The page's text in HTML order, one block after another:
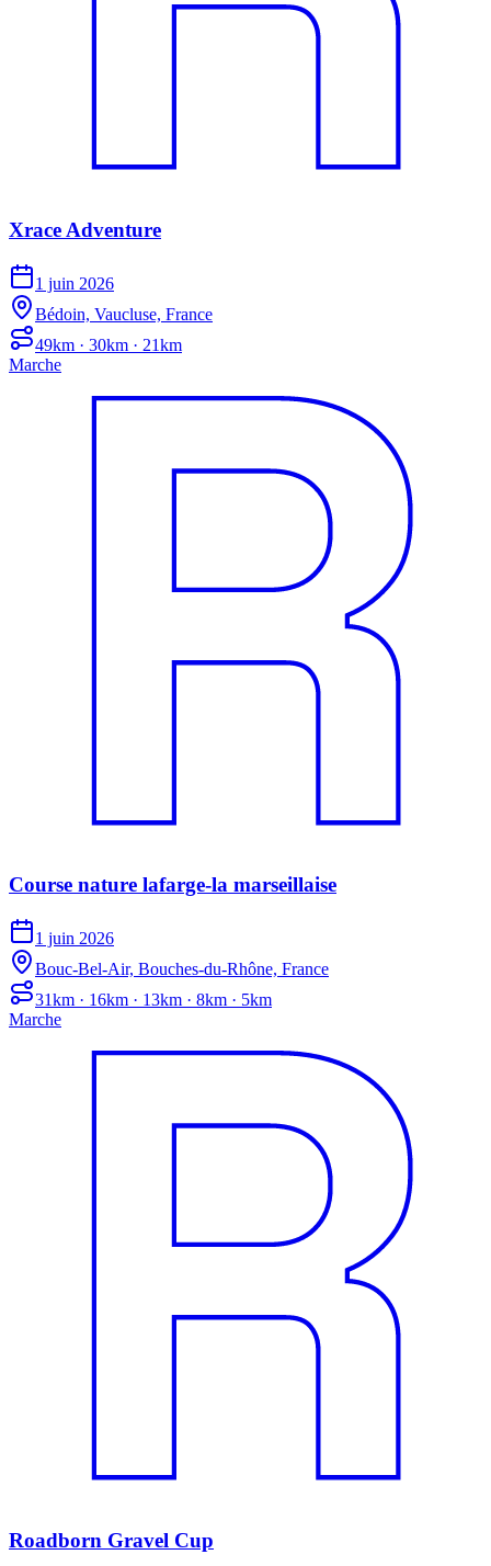
Xrace Adventure
1 juin 2026
Bédoin, Vaucluse, France
49km · 30km · 21km
Marche
Course nature lafarge-la marseillaise
1 juin 2026
Bouc-Bel-Air, Bouches-du-Rhône, France
31km · 16km · 13km · 8km · 5km
Marche
Roadborn Gravel Cup